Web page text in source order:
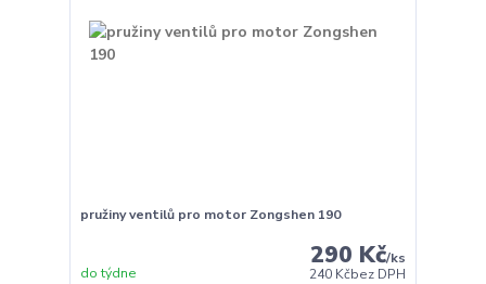
pružiny ventilů pro motor Zongshen 190
290 Kč/ks
240 Kčbez DPH
do týdne